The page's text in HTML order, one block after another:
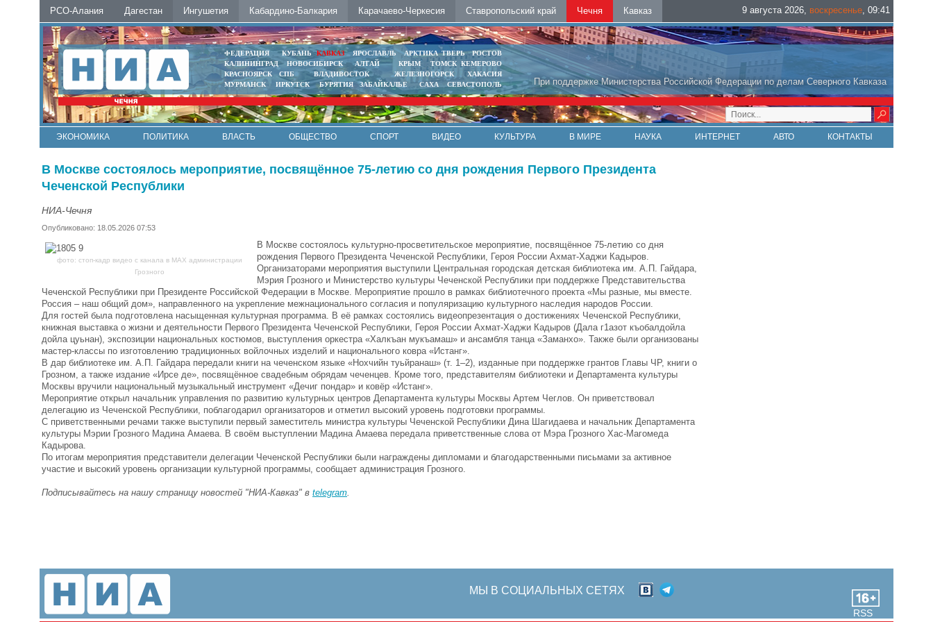
РСО-Алания Дагестан Ингушетия Кабардино-Балкария Карачаево-Черкесия Ставропольский край Чечня Кавказ 9 августа 2026, воскресенье, 09:41
При поддержке Министерства Российской Федерации по делам Северного Кавказа
ФЕДЕРАЦИЯ КУБАНЬ КАВКАЗ ЯРОСЛАВЛЬ АРКТИКА ТВЕРЬ
РОСТОВ
КАЛИНИНГРАД
НОВОСИБИРСК АЛТАЙ КРЫМ ТОМСК КЕМЕРОВО
КРАСНОЯРСК
СПБ ВЛАДИВОСТОК ЖЕЛЕЗНОГОРСК
ХАКАСИЯ
МУРМАНСК
ИРКУТСК БУРЯТИЯ ЗАБАЙКАЛЬЕ САХА СЕВАСТОПОЛЬ
ЭКОНОМИКА ПОЛИТИКА ВЛАСТЬ ОБЩЕСТВО СПОРТ ВИДЕО КУЛЬТУРА В МИРЕ НАУКА ИНТЕРНЕТ АВТО КОНТАКТЫ
В Москве состоялось мероприятие, посвящённое 75-летию со дня рождения Первого Президента
Чеченской Республики
НИА-Чечня
Опубликовано: 18.05.2026 07:53
фото: стоп-кадр видео с канала в МАХ администрации
Грозного
В Москве состоялось культурно-просветительское мероприятие, посвящённое 75-летию со дня
рождения Первого Президента Чеченской Республики, Героя России Ахмат-Хаджи Кадыров.
Организаторами мероприятия выступили Центральная городская детская библиотека им. А.П. Гайдара,
Мэрия Грозного и Министерство культуры Чеченской Республики при поддержке Представительства
Чеченской Республики при Президенте Российской Федерации в Москве. Мероприятие прошло в рамках библиотечного проекта «Мы разные, мы вместе.
Россия – наш общий дом», направленного на укрепление межнационального согласия и популяризацию культурного наследия народов России.
Для гостей была подготовлена насыщенная культурная программа. В её рамках состоялись видеопрезентация о достижениях Чеченской Республики,
книжная выставка о жизни и деятельности Первого Президента Чеченской Республики, Героя России Ахмат-Хаджи Кадыров (Дала г1азот къобалдойла
дойла цуьнан), экспозиции национальных костюмов, выступления оркестра «Халкъан мукъамаш» и ансамбля танца «Заманхо». Также были организованы
мастер-классы по изготовлению традиционных войлочных изделий и национального ковра «Истанг».
В дар библиотеке им. А.П. Гайдара передали книги на чеченском языке «Нохчийн туьйранаш» (т. 1–2), изданные при поддержке грантов Главы ЧР, книги о
Грозном, а также издание «Ирсе де», посвящённое свадебным обрядам чеченцев. Кроме того, представителям библиотеки и Департамента культуры
Москвы вручили национальный музыкальный инструмент «Дечиг пондар» и ковёр «Истанг».
Мероприятие открыл начальник управления по развитию культурных центров Департамента культуры Москвы Артем Чеглов. Он приветствовал
делегацию из Чеченской Республики, поблагодарил организаторов и отметил высокий уровень подготовки программы.
С приветственными речами также выступили первый заместитель министра культуры Чеченской Республики Дина Шагидаева и начальник Департамента
культуры Мэрии Грозного Мадина Амаева. В своём выступлении Мадина Амаева передала приветственные слова от Мэра Грозного Хас-Магомеда
Кадырова.
По итогам мероприятия представители делегации Чеченской Республики были награждены дипломами и благодарственными письмами за активное
участие и высокий уровень организации культурной программы, сообщает администрация Грозного.
Подписывайтесь на нашу страницу новостей "НИА-Кавказ" в telegram
RSS
МЫ В СОЦИАЛЬНЫХ СЕТЯХ